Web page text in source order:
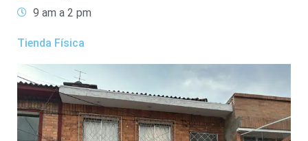
9 am a 2 pm
Tienda Física